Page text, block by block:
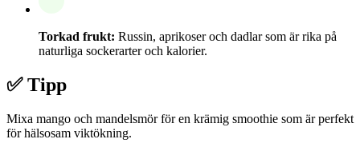
Torkad frukt: Russin, aprikoser och dadlar som är rika på
naturliga sockerarter och kalorier.
✅ Tipp
Mixa mango och mandelsmör för en krämig smoothie som är perfekt
för hälsosam viktökning.